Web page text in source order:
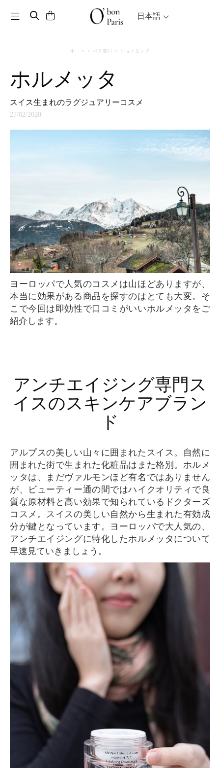
Toggle navigation 日本語
ホーム パリ旅行 ショッピング
ホルメッタ
スイス生まれのラグジュアリーコスメ
27/02/2020
ヨーロッパで人気のコスメは山ほどありますが、
本当に効果がある商品を探すのはとても大変。そ
こで今回は即効性で口コミがいいホルメッタをご
紹介します。
アンチエイジング専門ス
イスのスキンケアブラン
ド
アルプスの美しい山々に囲まれたスイス。自然に
囲まれた街で生まれた化粧品はまた格別。ホルメ
ッタは、まだヴァルモンほど有名ではありません
が、ビューティー通の間ではハイクオリティで良
質な原材料と高い効果で知られているドクターズ
コスメ。スイスの美しい自然から生まれた有効成
分が鍵となっています。ヨーロッパで大人気の、
アンチエイジングに特化したホルメッタについて
早速見ていきましょう。